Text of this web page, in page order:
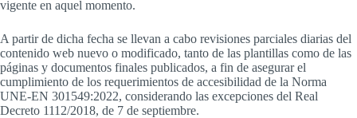
vigente en aquel momento.
A partir de dicha fecha se llevan a cabo revisiones parciales diarias del
contenido web nuevo o modificado, tanto de las plantillas como de las
páginas y documentos finales publicados, a fin de asegurar el
cumplimiento de los requerimientos de accesibilidad de la Norma
UNE-EN 301549:2022, considerando las excepciones del Real
Decreto 1112/2018, de 7 de septiembre.